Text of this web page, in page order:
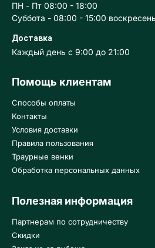
ПН - Пт 08:00 - 18:00
Суббота - 08:00 - 15:00
Доставка
Каждый день с 9:00 до 21:00
Помощь клиентам
Способы оплаты
Контакты
Условия доставки
Правила пользования
Траурные венки
Обработка персональных данных
Полезная информация
Партнерам по сотрудничеству
Скидки